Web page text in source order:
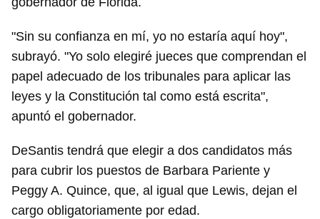
Guardar como favorito
Para poder guardar como favorito, primero has de
iniciar sesión con tu cuenta de 14ymedio.
INICIAR SESIÓN
"Sin su confianza en mí, yo no estaría aquí hoy",
subrayó. "Yo solo elegiré jueces que comprendan el
papel adecuado de los tribunales para aplicar las
leyes y la Constitución tal como está escrita",
apuntó el gobernador.
DeSantis tendrá que elegir a dos candidatos más
para cubrir los puestos de Barbara Pariente y
Peggy A. Quince, que, al igual que Lewis, dejan el
cargo obligatoriamente por edad.